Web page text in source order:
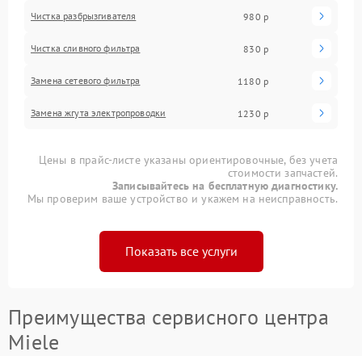
Чистка разбрызгивателя 980 р
Чистка сливного фильтра 830 р
Замена сетевого фильтра 1180 р
Замена жгута электропроводки 1230 р
Цены в прайс-листе указаны ориентировочные, без учета
стоимости запчастей.
Записывайтесь на бесплатную диагностику.
Мы проверим ваше устройство и укажем на неисправность.
Показать все услуги
Преимущества сервисного центра
Miele